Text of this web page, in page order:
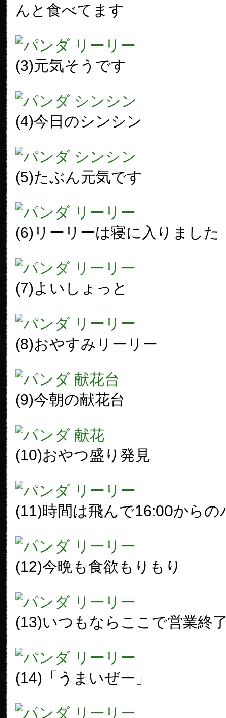
んと食べてます
(3)元気そうです
(4)今日のシンシン
(5)たぶん元気です
(6)リーリーは寝に入りました
(7)よいしょっと
(8)おやすみリーリー
(9)今朝の献花台
(10)おやつ盛り発見
(11)時間は飛んで16:00からの
(12)今晩も食欲もりもり
(13)いつもならここで営業終
(14)「うまいぜー」